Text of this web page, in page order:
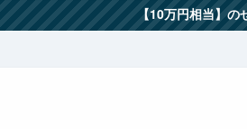
【10万円相当】の